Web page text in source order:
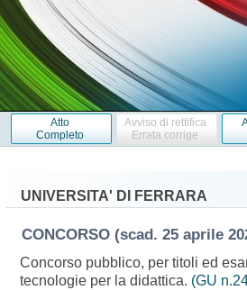
Atto
Completo
Avviso di rettifica
Errata corrige
UNIVERSITA' DI FERRARA
CONCORSO (scad. 25 aprile
Concorso pubblico, per titoli ed
tecnologie per la didattica. (GU